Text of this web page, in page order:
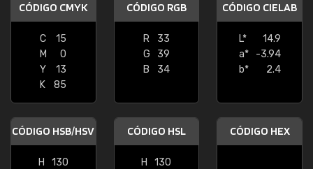
CÓDIGO CMYK
C
15
M
0
Y
13
K
85
CÓDIGO RGB
R
33
G
39
B
34
CÓDIGO CIELAB
L*
14.9
a*
-3.94
b*
2.4
CÓDIGO HSB/HSV
H
130
CÓDIGO HSL
H
130
CÓDIGO HEX